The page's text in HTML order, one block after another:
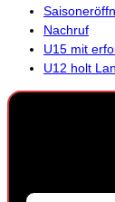
Nachruf
U15 mit
U12 holt